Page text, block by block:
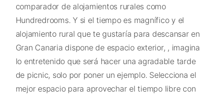
comparador de alojamientos rurales como
Hundredrooms. Y si el tiempo es magnífico y el
alojamiento rural que te gustaría para descansar en
Gran Canaria dispone de espacio exterior, , imagina
lo entretenido que será hacer una agradable tarde
de picnic, solo por poner un ejemplo. Selecciona el
mejor espacio para aprovechar el tiempo libre con